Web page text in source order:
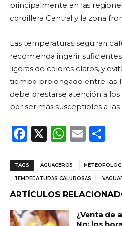
principalmente en las
cordillera Central y la zona
Las temperaturas seguirán
recomienda ingerir
ligeras de colores claros, y
tiempo prolongado entre las
debe prestarse atención a los
por ser más susceptibles a
F
c
e
b
o
X
W
a
ts
A
p
E
ai
l
m
p
ar
ti
TAGS AGUACEROS
TEMPERATURAS CALUROSAS
ARTÍCULOS
¿Venta de
No: los